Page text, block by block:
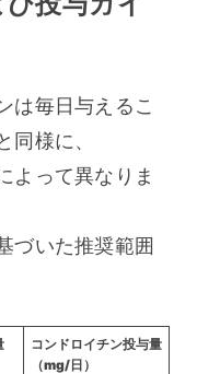
は毎日与えるこ
同様に、
よって異なりま
づいた推奨範囲
コンドロイチン投与量
（mg/日）